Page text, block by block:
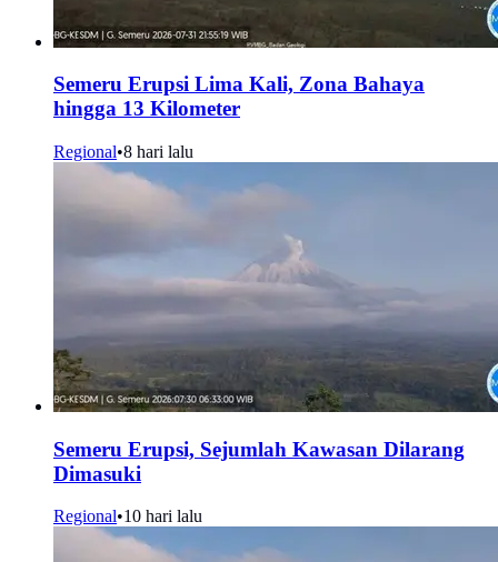
Semeru Erupsi Lima Kali, Zona Bahaya
hingga 13 Kilometer
Regional•8 hari lalu
Semeru Erupsi, Sejumlah Kawasan Dilarang
Dimasuki
Regional•10 hari lalu